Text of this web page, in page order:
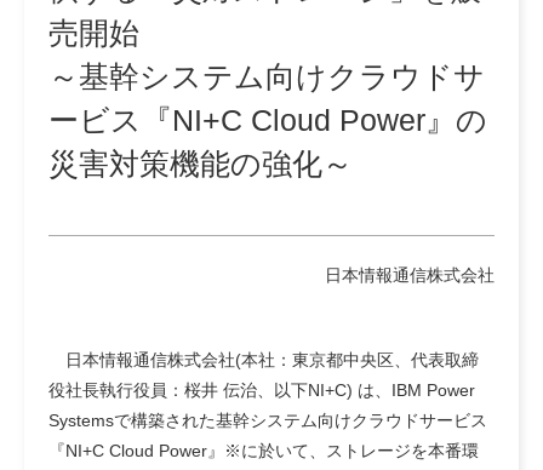
売開始
～基幹システム向けクラウドサ
ービス『NI+C Cloud Power』の
災害対策機能の強化～
日本情報通信株式会社
日本情報通信株式会社(本社：東京都中央区、代表取締
役社長執行役員：桜井 伝治、以下NI+C) は、IBM Power
Systemsで構築された基幹システム向けクラウドサービス
『NI+C Cloud Power』※に於いて、ストレージを本番環